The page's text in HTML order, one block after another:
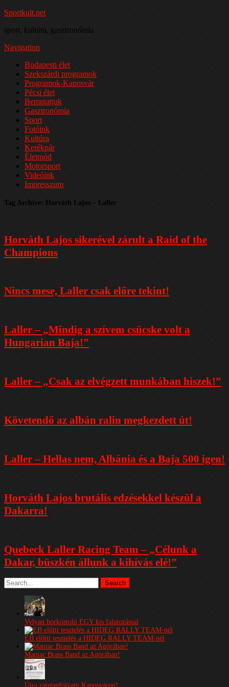
Sportkult.net
sport, kultúra, gasztronómia
Navigation
Budapesti élet
Szekszárdi programok
Programok-Kaposvár
Pécsi élet
Bemutatjuk
Gasztronómia
Sport
Fotóink
Kultúra
Kerékpár
Életmód
Motorsport
Videóink
Impresszum
Tag Archive: Horváth Lajos – Laller
Horváth Lajos sikerével zárult a Raid of the
Champions
Nincs mese, Laller csak előre tekint!
Laller – „Mindig a szívem csücske volt a
Hungarian Baja!”
Laller – „Csak az elvégzett munkában hiszek!”
Követendő az albán ralin megkezdett út!
Laller – Hellas nem, Albánia és a Baja 500 igen!
Horváth Lajos brutális edzésekkel készül a
Dakarra!
Quebeck Laller Racing Team – „Célunk a
Dakar, büszkén állunk a kihívás elé!”
Vylyan borkóstoló EGY kis falatozással
EB előtti tesztelés a HIDEG RALLY TEAM-nél
Maniac Brass Band az Agórában!
Újra rajztanfolyam Kaposváron!